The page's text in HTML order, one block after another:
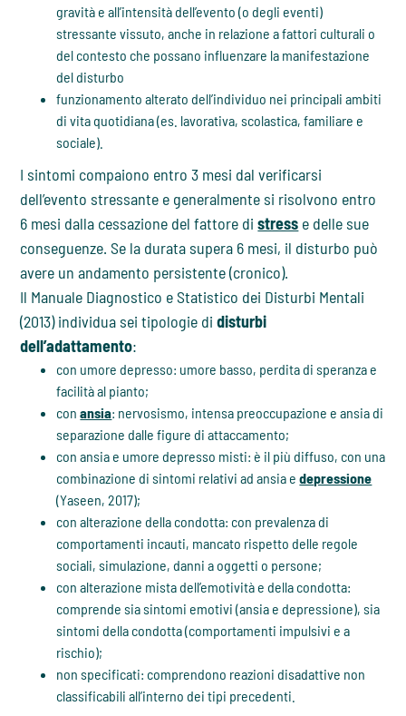
gravità e all’intensità dell’evento (o degli eventi)
stressante vissuto, anche in relazione a fattori culturali o
del contesto che possano influenzare la manifestazione
del disturbo
funzionamento alterato dell’individuo nei principali ambiti
di vita quotidiana (es. lavorativa, scolastica, familiare e
sociale).
I sintomi compaiono entro 3 mesi dal verificarsi
dell’evento stressante e generalmente si risolvono entro
6 mesi dalla cessazione del fattore distress e delle sue
conseguenze. Se la durata supera 6 mesi, il disturbo può
avere un andamento persistente (cronico).
Il Manuale Diagnostico e Statistico dei Disturbi Mentali
(2013) individua sei tipologie didisturbi
dell’adattamento:
con umore depresso: umore basso, perdita di speranza e
facilità al pianto;
conansia: nervosismo, intensa preoccupazione e ansia di
separazione dalle figure di attaccamento;
con ansia e umore depresso misti: è il più diffuso, con una
combinazione di sintomi relativi ad ansia edepressione
(Yaseen, 2017);
con alterazione della condotta: con prevalenza di
comportamenti incauti, mancato rispetto delle regole
sociali, simulazione, danni a oggetti o persone;
con alterazione mista dell’emotività e della condotta:
comprende sia sintomi emotivi (ansia e depressione), sia
sintomi della condotta (comportamenti impulsivi e a
rischio);
non specificati: comprendono reazioni disadattive non
classificabili all’interno dei tipi precedenti.